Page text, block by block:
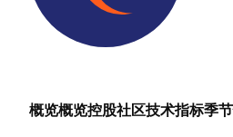
概览概览控股社区技术指标季